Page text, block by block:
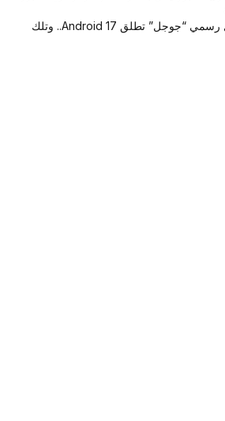
لأجهزة Pixel| بشكل رسمي “جوجل” تطلق Android 17.. وتلك